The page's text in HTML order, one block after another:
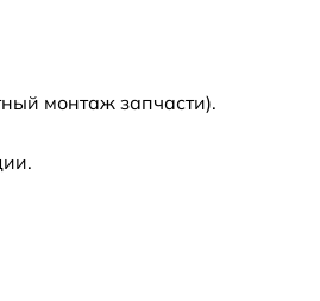
монтаж запчасти).